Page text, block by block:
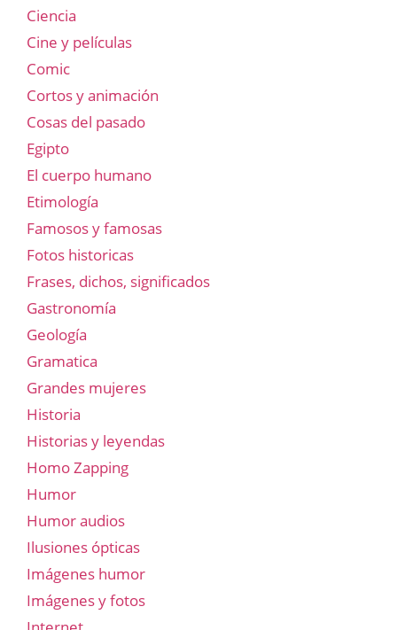
Ciencia
Cine y películas
Comic
Cortos y animación
Cosas del pasado
Egipto
El cuerpo humano
Etimología
Famosos y famosas
Fotos historicas
Frases, dichos, significados
Gastronomía
Geología
Gramatica
Grandes mujeres
Historia
Historias y leyendas
Homo Zapping
Humor
Humor audios
Ilusiones ópticas
Imágenes humor
Imágenes y fotos